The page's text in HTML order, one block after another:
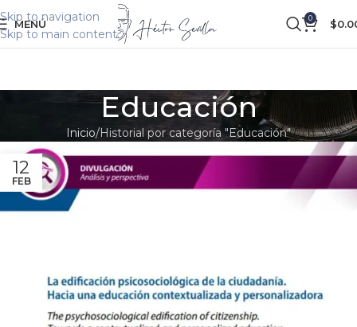
Skip to navigation
Skip to main content
MENÚ 0 $
Educación
Inicio Historial por categoría "Educación"
12
FEB